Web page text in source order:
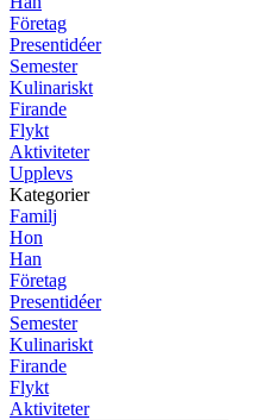
Företag
Presentidéer
Semester
Kulinariskt
Firande
Flykt
Aktiviteter
Upplevs
Kategorier
Familj
Hon
Han
Företag
Presentidéer
Semester
Kulinariskt
Firande
Flykt
Aktiviteter